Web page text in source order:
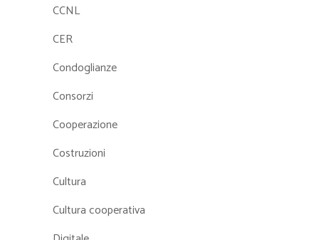
CCNL
CER
Condoglianze
Consorzi
Cooperazione
Costruzioni
Cultura
Cultura cooperativa